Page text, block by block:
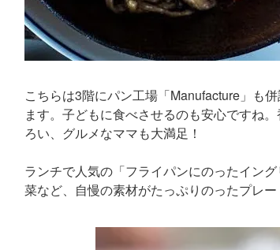
こちらは3階にパン工場「Manufacture」も
ます。子どもに食べさせるのも安心ですね
ろい、グルメなママも大満足！
ランチで人気の「フライパンにのったイン
菜など、自慢の素材がたっぷりのったプレ